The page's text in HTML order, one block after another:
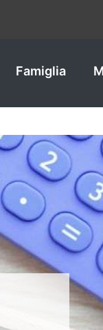
Famiglia